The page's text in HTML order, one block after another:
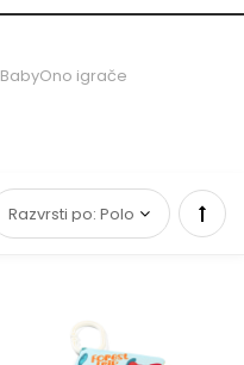
BabyOno igrače
Set